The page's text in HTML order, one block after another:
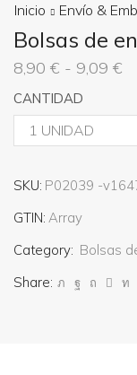
Inicio Envío &
Bolsas de
8,90 € - 9,09 €
CANTIDAD
SKU: P02039 -
GTIN: Array
Category: Bolsas
Share: